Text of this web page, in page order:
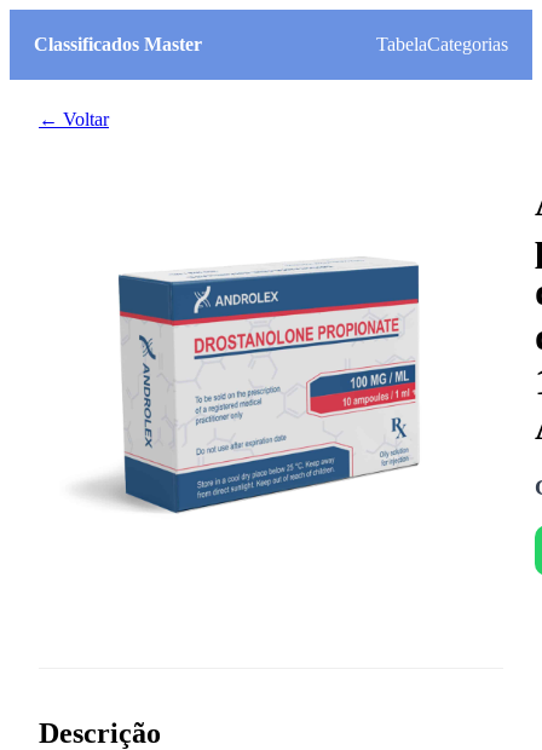
Classificados Master TabelaCategorias
← Voltar
Descrição